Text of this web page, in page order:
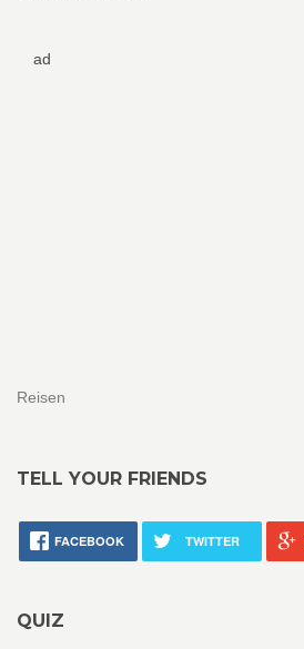
ad
Reisen
TELL YOUR FRIENDS
FACEBOOK TWITTER
QUIZ